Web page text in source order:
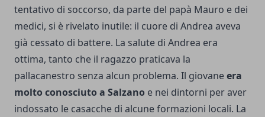
tentativo di soccorso, da parte del papà Mauro e dei
medici, si è rivelato inutile: il cuore di Andrea aveva
già cessato di battere. La salute di Andrea era
ottima, tanto che il ragazzo praticava la
pallacanestro senza alcun problema. Il giovaneera
molto conosciuto a Salzano e nei dintorni per aver
indossato le casacche di alcune formazioni locali. La